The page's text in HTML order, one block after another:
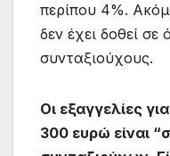
περίπου 4%.
δεν έχει δοθεί σε
συνταξιούχους.
Οι εξαγγελίες
300 ευρώ είναι